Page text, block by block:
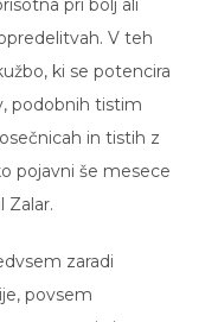
V teh
ki se potencira
podobnih tistim
in tistih z
pojavni še mesece
povsem
poznavanja in